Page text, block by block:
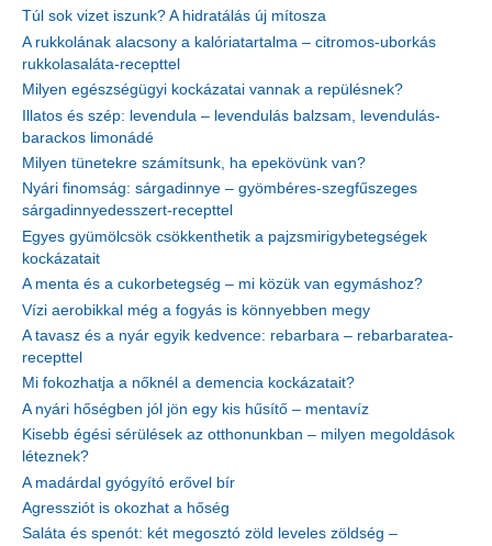
Túl sok vizet iszunk? A hidratálás új mítosza
A rukkolának alacsony a kalóriatartalma – citromos-uborkás
rukkolasaláta-recepttel
Milyen egészségügyi kockázatai vannak a repülésnek?
Illatos és szép: levendula – levendulás balzsam, levendulás-
barackos limonádé
Milyen tünetekre számítsunk, ha epekövünk van?
Nyári finomság: sárgadinnye – gyömbéres-szegfűszeges
sárgadinnyedesszert-recepttel
Egyes gyümölcsök csökkenthetik a pajzsmirigybetegségek
kockázatait
A menta és a cukorbetegség – mi közük van egymáshoz?
Vízi aerobikkal még a fogyás is könnyebben megy
A tavasz és a nyár egyik kedvence: rebarbara – rebarbaratea-
recepttel
Mi fokozhatja a nőknél a demencia kockázatait?
A nyári hőségben jól jön egy kis hűsítő – mentavíz
Kisebb égési sérülések az otthonunkban – milyen megoldások
léteznek?
A madárdal gyógyító erővel bír
Agressziót is okozhat a hőség
Saláta és spenót: két megosztó zöld leveles zöldség –